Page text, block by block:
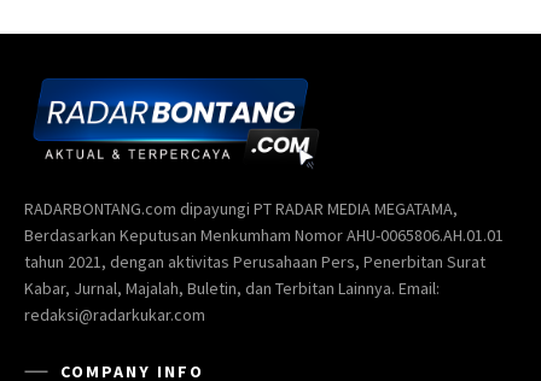
RADARBONTANG.com dipayungi PT RADAR MEDIA MEGATAMA,
Berdasarkan Keputusan Menkumham Nomor AHU-0065806.AH.01.01
tahun 2021, dengan aktivitas Perusahaan Pers, Penerbitan Surat
Kabar, Jurnal, Majalah, Buletin, dan Terbitan Lainnya. Email:
redaksi@radarkukar.com
COMPANY INFO